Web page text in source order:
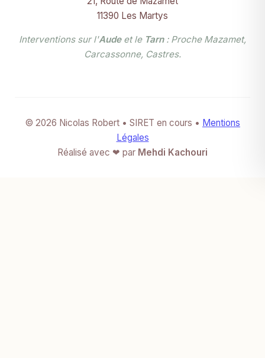
11390 Les Martys
Interventions sur l'Audeet le Tarn: Proche Mazamet,
Carcassonne, Castres.
© 2026 Nicolas Robert • SIRET en cours • Mentions
Légales
Réalisé avec ❤ par Mehdi Kachouri